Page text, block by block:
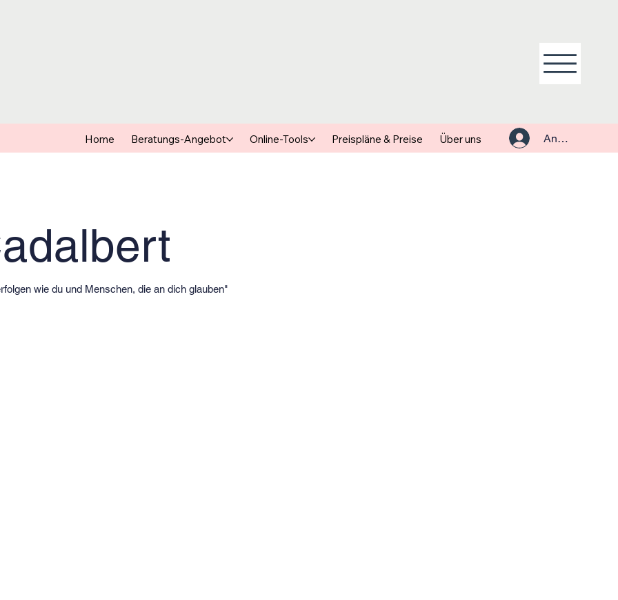
Home Beratungs-Angebot Online-Tools Preispläne & Preise Über uns Anmelden
wie du und Menschen, die an dich glauben"